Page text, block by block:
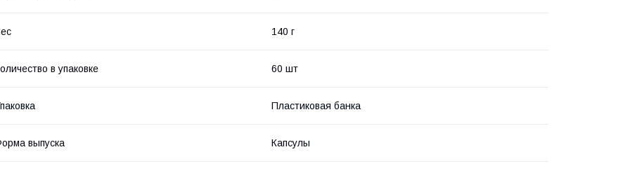
140 г
в упаковке 60 шт
Пластиковая банка
выпуска Капсулы